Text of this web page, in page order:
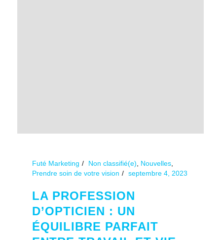
Futé Marketing Non classifié(e) Nouvelles
Prendre soin de votre vision
septembre 4, 2023
LA PROFESSION
D’OPTICIEN : UN
ÉQUILIBRE PARFAIT